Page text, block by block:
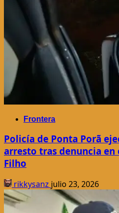
Frontera
Policía de Ponta Porã
arresto tras denuncia en
Filho
rikkysanz julio 23, 2026